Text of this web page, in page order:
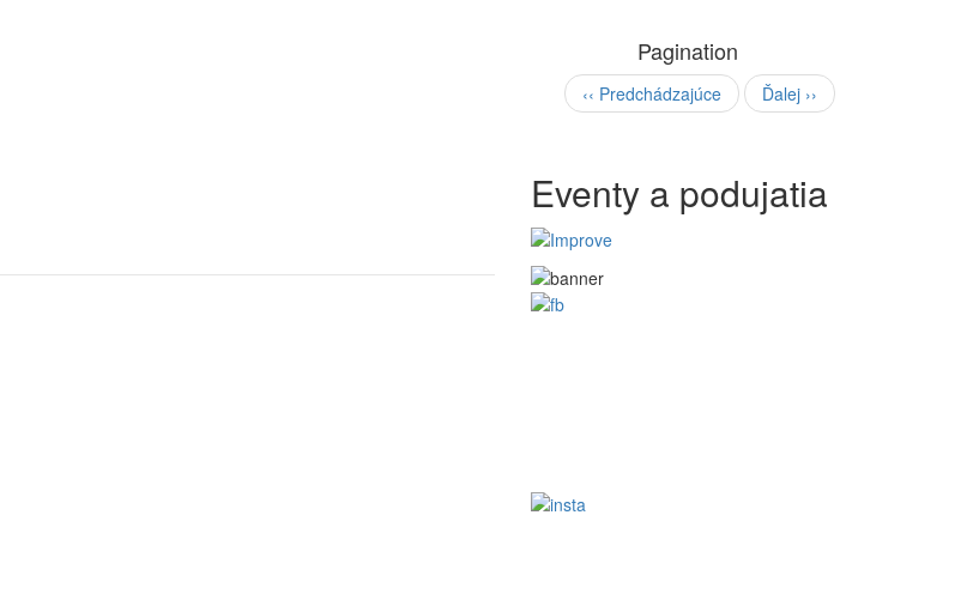
Pagination
‹‹ Predchádzajúce Ďalej ››
Eventy a podujatia